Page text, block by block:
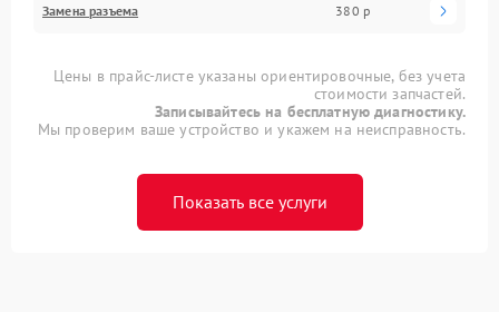
Замена разъема 380 р
Цены в прайс-листе указаны ориентировочные, без учета
стоимости запчастей.
Записывайтесь на бесплатную диагностику.
Мы проверим ваше устройство и укажем на неисправность.
Показать все услуги